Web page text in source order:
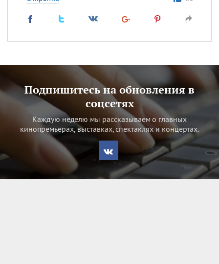
Подпишитесь на обновления в
соцсетях
Каждую неделю мы рассказываем о главных
кинопремьерах, выставках, спектаклях и концертах.